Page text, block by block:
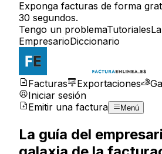
Exponga facturas de forma
30 segundos.
Tengo un problemaTutoriales
EmpresarioDiccionario
Facturas Exportaciones
Iniciar sesión
Emitir una factura
Menú
La guía del